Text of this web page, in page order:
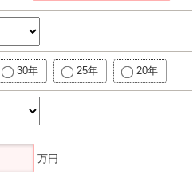
30年 25年 20年
万円